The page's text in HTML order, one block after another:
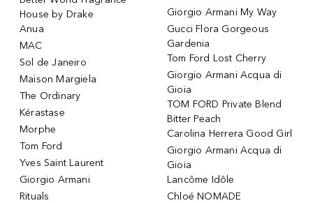
House by Drake
Anua
MAC
Sol de Janeiro
Maison Margiela
The Ordinary
Kérastase
Morphe
Tom Ford
Yves Saint Laurent
Giorgio Armani
Rituals
Giorgio Armani My Way
Gucci Flora Gorgeous
Gardenia
Tom Ford Lost Cherry
Giorgio Armani Acqua di
Gioia
TOM FORD Private Blend
Bitter Peach
Carolina Herrera Good Girl
Giorgio Armani Acqua di
Gioia
Lancôme Idôle
Chloé NOMADE